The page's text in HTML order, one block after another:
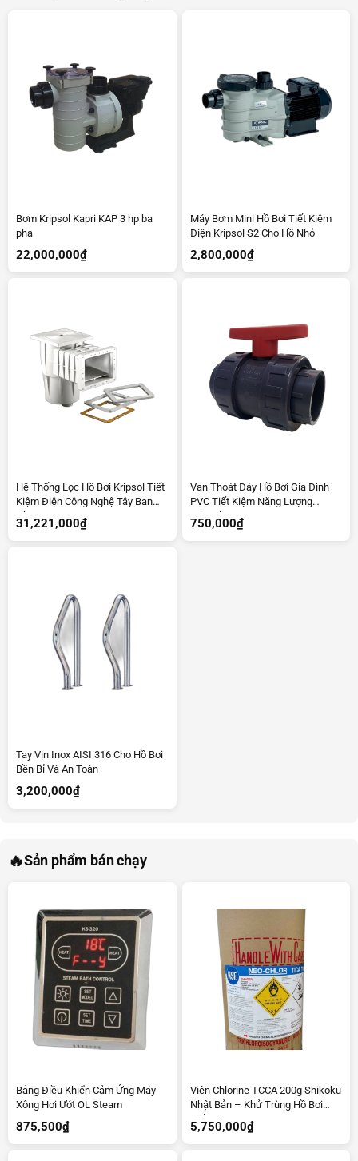
Bơm Kripsol Kapri KAP 3 hp ba
pha
22,000,000₫
Máy Bơm Mini Hồ Bơi Tiết Kiệm
Điện Kripsol S2 Cho Hồ Nhỏ
2,800,000₫
Hệ Thống Lọc Hồ Bơi Kripsol Tiết
Kiệm Điện Công Nghệ Tây Ban
Nha
31,221,000₫
Van Thoát Đáy Hồ Bơi Gia Đình
PVC Tiết Kiệm Năng Lượng
Kripsol
750,000₫
Tay Vịn Inox AISI 316 Cho Hồ Bơi
Bền Bỉ Và An Toàn
3,200,000₫
🔥Sản phẩm bán chạy
Bảng Điều Khiển Cảm Ứng Máy
Xông Hơi Ướt OL Steam
875,500₫
Viên Chlorine TCCA 200g Shikoku
Nhật Bản – Khử Trùng Hồ Bơi
Tiết Kiệm
5,750,000₫